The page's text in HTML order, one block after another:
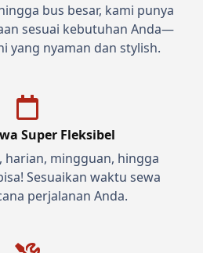
bus besar, kami punya
sesuai kebutuhan Anda—
yang nyaman dan stylish.
Super Fleksibel
harian, mingguan, hingga
Sesuaikan waktu sewa
perjalanan Anda.